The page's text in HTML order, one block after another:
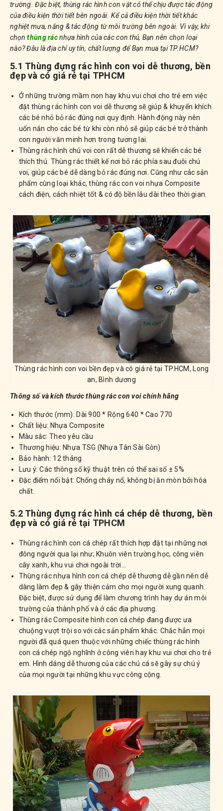
trường. Đặc biệt, thùng rác hình con vật có thể chịu được tác động
của điều kiện thời tiết bên ngoài. Kể cả điều kiện thời tiết khắc
nghiệt mưa, nắng & tác động từ môi trường bên ngoài. Vì vậy, khi
chọnthùng rácnhựa hình của các con thú, Bạn nên chọn loại
nào? Đâu là địa chỉ uy tín, chất lượng để Bạn mua tại TP.HCM?
5.1 Thùng đựng rác hình con voi dễ thương, bền
đẹp và có giá rẻ tại TPHCM
Ở những trường mầm non hay khu vui chơi cho trẻ em việc
đặt thùng rác hình con voi dễ thương sẽ giúp & khuyến khích
các bé nhỏ bỏ rác đúng nơi quy định. Hành động này nên
uốn nắn cho các bé từ khi còn nhỏ sẽ giúp các bé trở thành
con người văn minh hơn trong tương lai.
Thùng rác hình chú voi con rất dễ thương sẽ khiến các bé
thích thú. Thùng rác thiết kế nơi bỏ rác phía sau đuôi chú
voi, giúp các bé dễ dàng bỏ rác đúng nơi. Cũng như các sản
phẩm cùng loại khác, thùng rác con voi nhựa Composite
cách điện, cách nhiệt tốt & có độ bền lâu dài theo thời gian.
Thùng rác hình con voi bền đẹp và có giá rẻ tại TP.HCM, Long
an, Bình dương
Thông số và kích thước thùng rác con voi chính hãng
Kích thước (mm): Dài 900 * Rộng 640 * Cao 770
Chất liệu: Nhựa Composite
Màu sắc: Theo yêu cầu
Thương hiệu: Nhựa TSG (Nhựa Tân Sài Gòn)
Bảo hành: 12 tháng
Lưu ý: Các thông số kỹ thuật trên có thể sai số ± 5%
Đặc điểm nổi bật: Chống cháy nổ, không bị ăn mòn bởi hóa
chất.
5.2 Thùng đựng rác hình cá chép dễ thương, bền
đẹp và có giá rẻ tại TPHCM
Thùng rác hình con cá chép rất thích hợp đặt tại những nơi
đông người qua lại như; Khuôn viên trường học, công viên
cây xanh, khu vui chơi ngoài trời…
Thùng rác nhựa hình con cá chép dễ thương dễ gần nên dễ
dàng làm đẹp & gây thiện cảm cho mọi người xung quanh.
Đặc biệt, được sử dụng để làm chương trình hay dự án môi
trường của thành phố và ở các địa phương.
Thùng rác Composite hình con cá chép đang được ưa
chuộng vượt trội so với các sản phẩm khác. Chắc hẳn mọi
người đã quá quen thuộc với những chiếc thùng rác hình
con cá chép ngộ nghĩnh ở công viên hay khu vui chơi cho trẻ
em. Hình dáng dễ thương của các chú cá sẽ gây sự chú ý
của mọi người tại những khu vực công cộng.